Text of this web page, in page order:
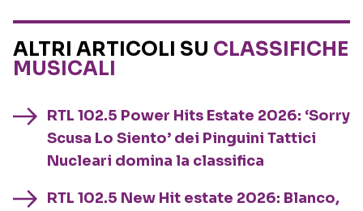
ALTRI ARTICOLI SU CLASSIFICHE
MUSICALI
RTL 102.5 Power Hits Estate 2026: ‘Sorry
Scusa Lo Siento’ dei Pinguini Tattici
Nucleari domina la classifica
RTL 102.5 New Hit estate 2026: Blanco,